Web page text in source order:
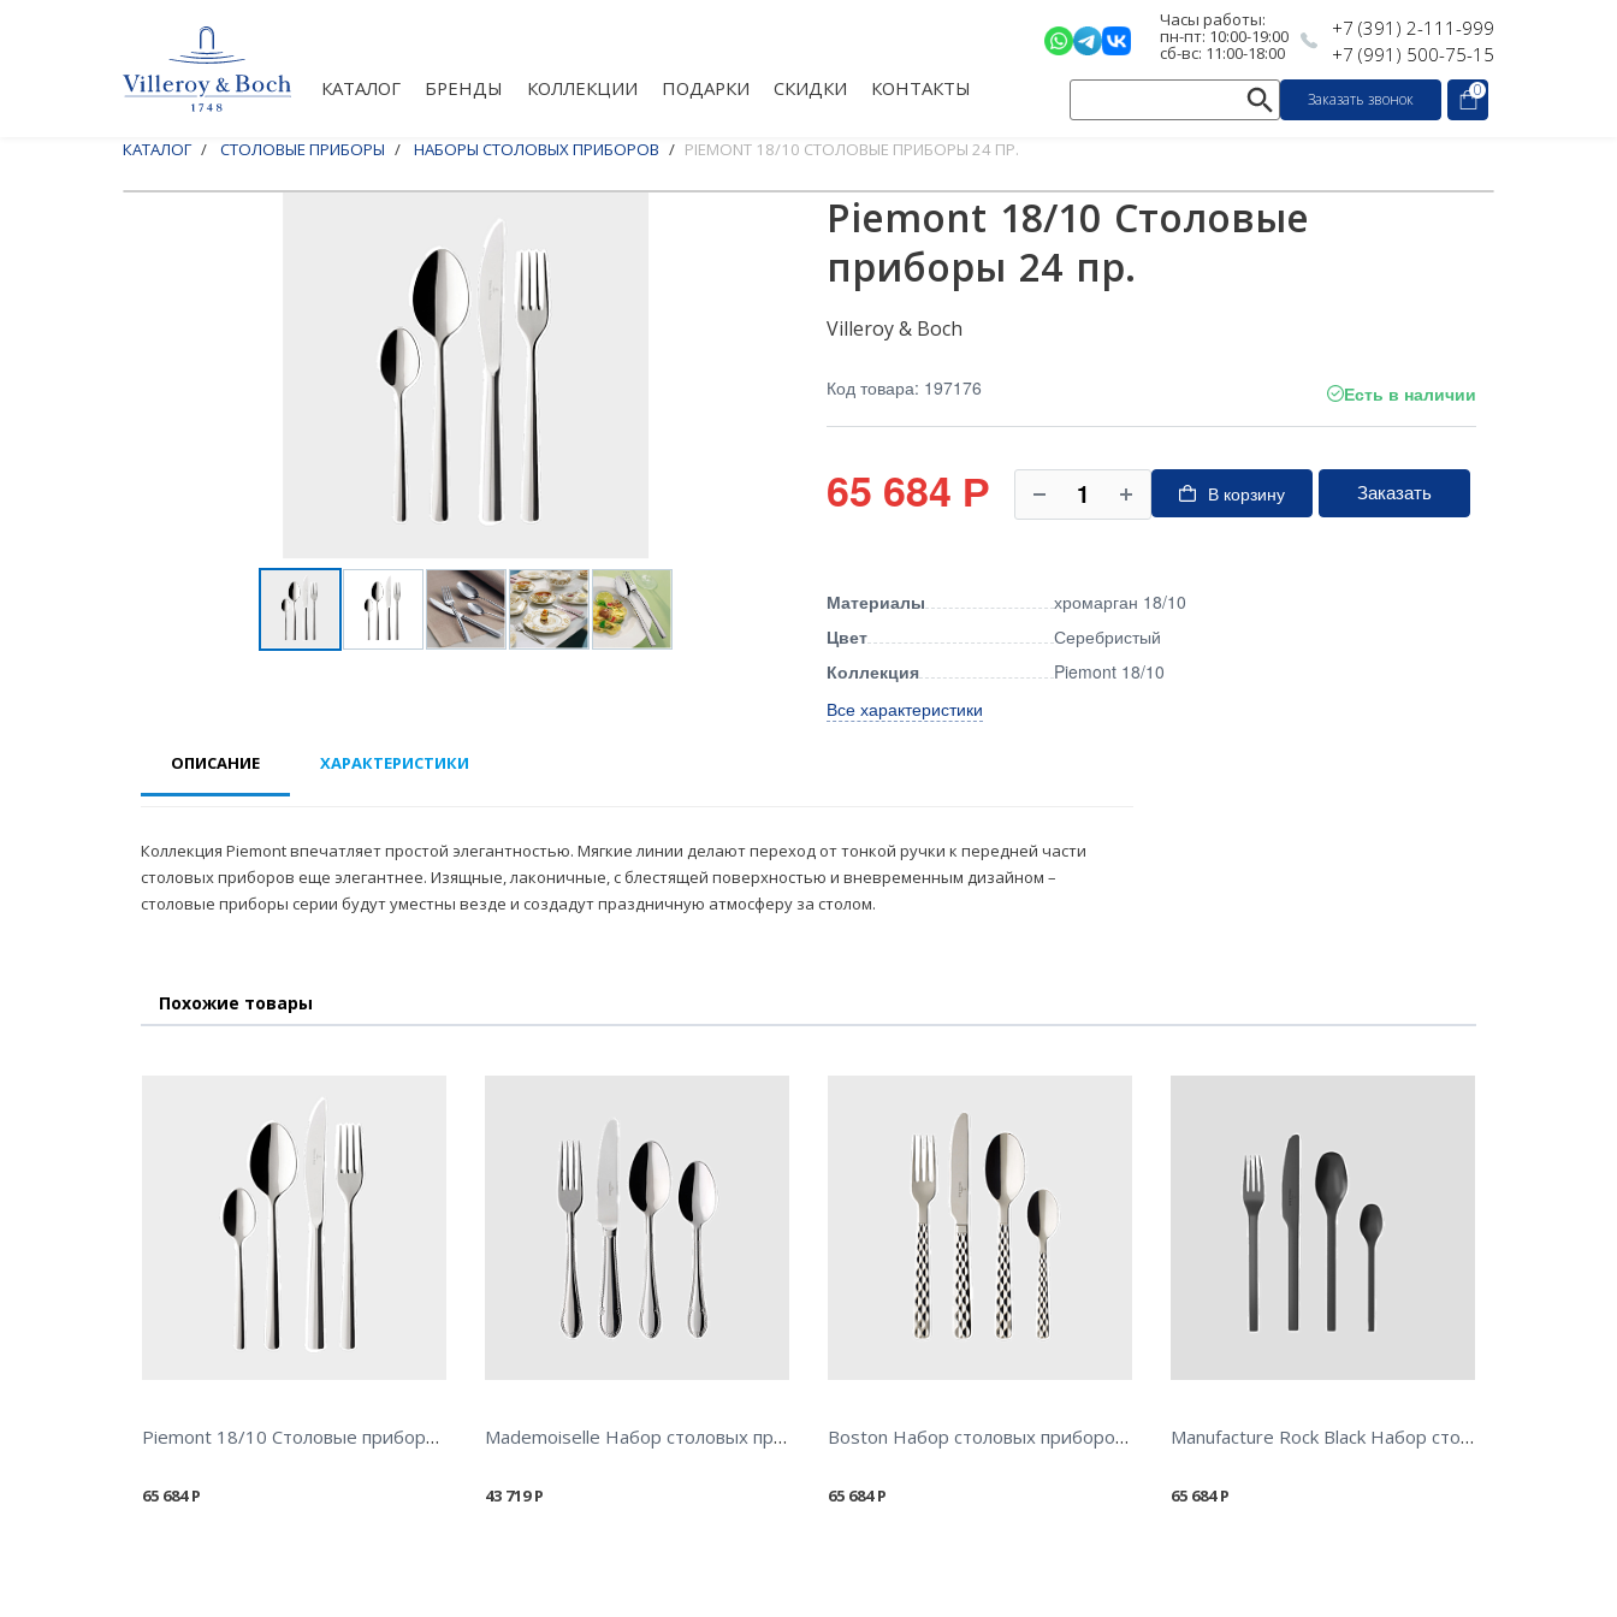
КАТАЛОГ БРЕНДЫ КОЛЛЕКЦИИ ПОДАРКИ СКИДКИ КОНТАКТЫ
Часы работы:
пн-пт: 10:00-19:00
сб-вс: 11:00-18:00
+7 (391) 2-111-999
+7 (991) 500-75-15
Заказать звонок 0
КАТАЛОГ СТОЛОВЫЕ ПРИБОРЫ НАБОРЫ СТОЛОВЫХ ПРИБОРОВ PIEMONT 18/10 СТОЛОВЫЕ ПРИБОРЫ 24 ПР.
Piemont 18/10 Столовые
приборы 24 пр.
Villeroy & Boch
Код товара: 197176 Есть в наличии
65 684 Р В корзину Заказать
Материалы
хромарган 18/10
Цвет
Серебристый
Коллекция
Piemont 18/10
Все характеристики
ОПИСАНИЕ ХАРАКТЕРИСТИКИ
Коллекция Piemont впечатляет простой элегантностью. Мягкие линии делают переход от тонкой ручки к передней части
столовых приборов еще элегантнее. Изящные, лаконичные, с блестящей поверхностью и вневременным дизайном –
столовые приборы серии будут уместны везде и создадут праздничную атмосферу за столом.
Похожие товары
Piemont 18/10 Столовые приборы 24 пр.
65 684Р
Mademoiselle Набор столовых приборов, 24 предмета
43 719Р
Boston Набор столовых приборов, 24 предмета
65 684Р
Manufacture Rock Black Набор столовых приборов 16 предметов
65 684Р